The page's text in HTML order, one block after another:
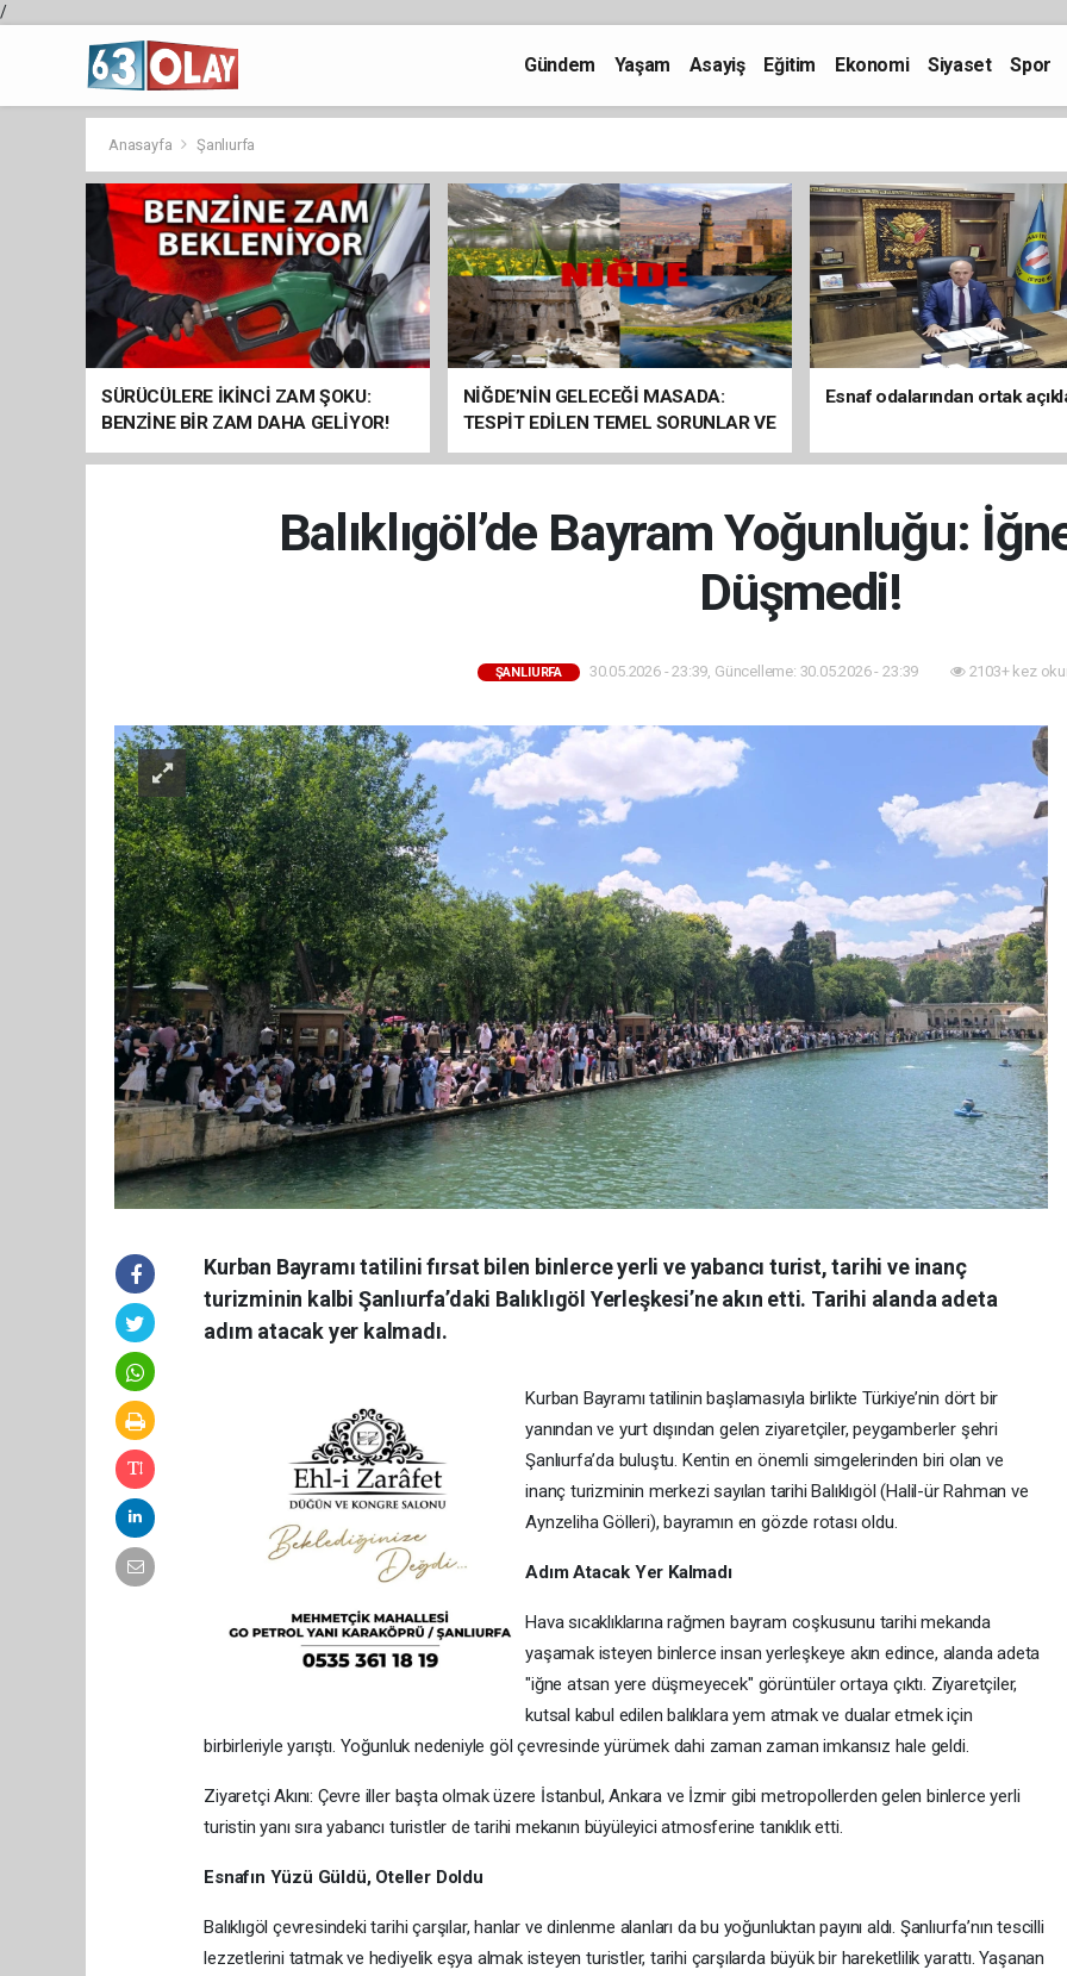
/
Gündem Yaşam Asayiş Eğitim Ekonomi Siyaset Spor
Anasayfa Şanlıurfa
SÜRÜCÜLERE İKİNCİ ZAM ŞOKU:
BENZİNE BİR ZAM DAHA GELİYOR!
NİĞDE’NİN GELECEĞİ MASADA:
TESPİT EDİLEN TEMEL SORUNLAR VE
SOMUT ÇÖZÜM ÖNERİLERİ
Esnaf odalarından ortak
Balıklıgöl’de Bayram Yoğunluğu:
Düşmedi!
ŞANLIURFA 30.05.2026 - 23:39, Güncelleme: 30.05.2026 - 23:39 2103+ kez
Kurban Bayramı tatilini fırsat bilen binlerce yerli ve yabancı turist, tarihi ve inanç
turizminin kalbi Şanlıurfa’daki Balıklıgöl Yerleşkesi’ne akın etti. Tarihi alanda adeta
adım atacak yer kalmadı.
Kurban Bayramı tatilinin başlamasıyla birlikte Türkiye’nin dört bir
yanından ve yurt dışından gelen ziyaretçiler, peygamberler şehri
Şanlıurfa’da buluştu. Kentin en önemli simgelerinden biri olan ve
inanç turizminin merkezi sayılan tarihi Balıklıgöl (Halil-ür Rahman ve
Aynzeliha Gölleri), bayramın en gözde rotası oldu.
Adım Atacak Yer Kalmadı
Hava sıcaklıklarına rağmen bayram coşkusunu tarihi mekanda
yaşamak isteyen binlerce insan yerleşkeye akın edince, alanda adeta
"iğne atsan yere düşmeyecek" görüntüler ortaya çıktı. Ziyaretçiler,
kutsal kabul edilen balıklara yem atmak ve dualar etmek için
birbirleriyle yarıştı. Yoğunluk nedeniyle göl çevresinde yürümek dahi zaman zaman imkansız hale geldi.
Ziyaretçi Akını: Çevre iller başta olmak üzere İstanbul, Ankara ve İzmir gibi metropollerden gelen binlerce yerli
turistin yanı sıra yabancı turistler de tarihi mekanın büyüleyici atmosferine tanıklık etti.
Esnafın Yüzü Güldü, Oteller Doldu
Balıklıgöl çevresindeki tarihi çarşılar, hanlar ve dinlenme alanları da bu yoğunluktan payını aldı. Şanlıurfa’nın tescilli
lezzetlerini tatmak ve hediyelik eşya almak isteyen turistler, tarihi çarşılarda büyük bir hareketlilik yarattı. Yaşanan